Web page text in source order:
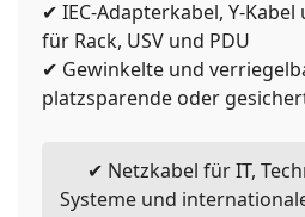
✔ IEC-Adapterkabel, Y-
für Rack, USV und PDU
✔ Gewinkelte und
platzsparende oder
✔ Netzkabel für IT,
Systeme und